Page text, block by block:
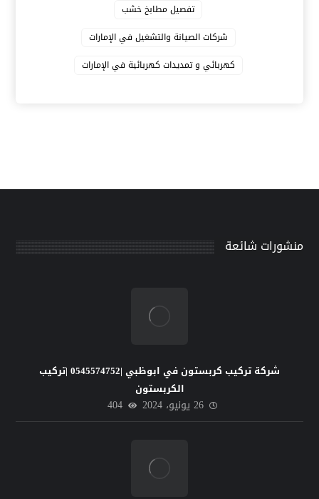
تفصيل مطابخ خشب
شركات الصيانة والتشغيل في الإمارات
كهربائي و تمديدات كهربائية في الإمارات
منشورات شائعة
شركة تركيب كربستون في ابوظبي |0545574752 |تركيب
الكربستون
26 يونيو، 2024 404